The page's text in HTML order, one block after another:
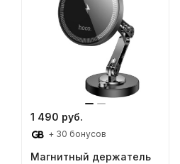
1 490 руб.
+ 30 бонусов
Магнитный держатель